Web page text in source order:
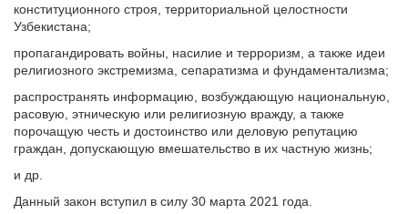
конституционного строя, территориальной целостности
Узбекистана;
пропагандировать войны, насилие и терроризм, а также идеи
религиозного экстремизма, сепаратизма и фундаментализма;
распространять информацию, возбуждающую национальную,
расовую, этническую или религиозную вражду, а также
порочащую честь и достоинство или деловую репутацию
граждан, допускающую вмешательство в их частную жизнь;
и др.
Данный закон вступил в силу 30 марта 2021 года.